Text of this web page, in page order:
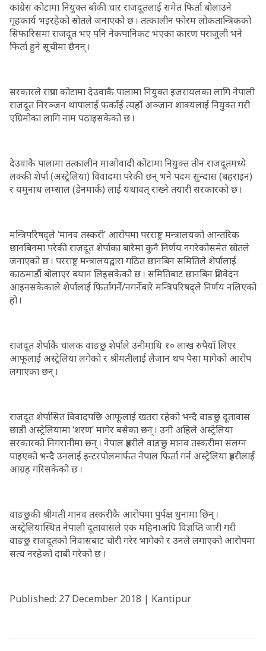
कांग्रेस कोटामा नियुक्त बाँकी चार राजदूतलाई समेत फिर्ता बोलाउने
गृहकार्य भइरहेको स्रोतले जनाएको छ । तत्कालीन फोरम लोकतान्त्रिकको
सिफारिसमा राजदूत भए पनि नेकपानिकट भएका कारण पराजुली भने
फिर्ता हुने सूचीमा छैनन् ।
सरकारले राप्रपा कोटामा देउवाकै पालामा नियुक्त इजरायलका लागि नेपाली
राजदूत निरञ्जन थापालाई फर्काई त्यहाँ अञ्जान शाक्यलाई नियुक्त गरी
एग्रिमोका लागि नाम पठाइसकेको छ ।
देउवाकै पालामा तत्कालीन माओवादी कोटामा नियुक्त तीन राजदूतमध्ये
लक्की शेर्पा (अस्ट्रेलिया) विवादमा परेकी छन् भने पदम सुन्दास (बहराइन)
र यमुनाथ लम्साल (डेनमार्क) लाई यथावत् राख्ने तयारी सरकारको छ ।
मन्त्रिपरिषद्ले ‘मानव तस्करी’ आरोपमा परराष्ट्र मन्त्रालयको आन्तरिक
छानबिनमा परेकी राजदूत शेर्पाका बारेमा कुनै निर्णय नगरेकोसमेत स्रोतले
जनाएको छ । परराष्ट्र मन्त्रालयद्वारा गठित छानबिन समितिले शेर्पालाई
काठमाडौंं बोलाएर बयान लिइसकेको छ । समितिबाट छानबिन प्रतिवेदन
आइनसकेकाले शेर्पालाई फिर्तागर्ने/नगर्नेबारे मन्त्रिपरिषद्ले निर्णय नलिएको
हो ।
राजदूत शेर्पाकै चालक वाङछु शेर्पाले उनीमाथि १० लाख रुपैयाँ लिएर
आफूलाई अस्ट्रेलिया लगेको र श्रीमतीलाई लैजान थप पैसा मागेको आरोप
लगाएका छन् ।
राजदूत शेर्पासित विवादपछि आफूलाई खतरा रहेको भन्दै वाङछु दूतावास
छाडी अस्ट्रेलियामा ‘शरण’ मागेर बसेका छन् । उनी अहिले अस्ट्रेलिया
सरकारको निगरानीमा छन् । नेपाल प्रहरीले वाङछु मानव तस्करीमा संलग्न
पाइएको भन्दै उनलाई इन्टरपोलमार्फत नेपाल फिर्ता गर्न अस्ट्रेलिया प्रहरीलाई
आग्रह गरिसकेको छ ।
वाङछुकी श्रीमती मानव तस्करीकै आरोपमा पुर्पक्ष थुनामा छिन् ।
अस्ट्रेलियास्थित नेपाली दूतावासले एक महिनाअघि विज्ञप्ति जारी गरी
वाङछु राजदूतको निवासबाट चोरी गरेर भागेको र उनले लगाएको आरोपमा
सत्य नरहेको दाबी गरेको छ ।
Published: 27 December 2018 | Kantipur